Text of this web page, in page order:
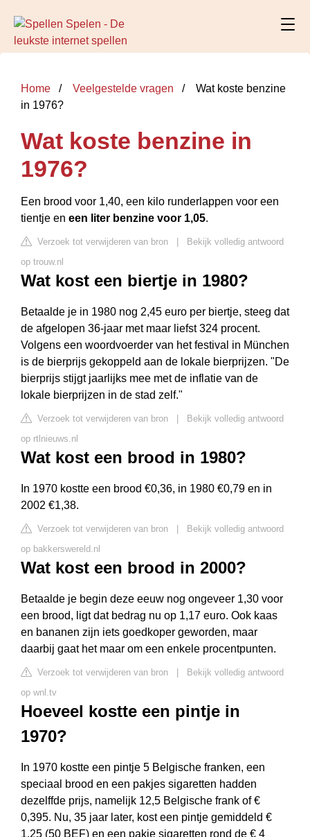
Home Veelgestelde vragen
Wat koste benzine
in 1976?
Wat koste benzine in
1976?
Een brood voor 1,40, een kilo runderlappen voor een
tientje en een liter benzine voor 1,05.
Verzoek tot verwijderen van bron
Bekijk volledig antwoord
op trouw.nl
Wat kost een biertje in 1980?
Betaalde je in 1980 nog 2,45 euro per biertje, steeg dat
de afgelopen 36-jaar met maar liefst 324 procent.
Volgens een woordvoerder van het festival in München
is de bierprijs gekoppeld aan de lokale bierprijzen. "De
bierprijs stijgt jaarlijks mee met de inflatie van de
lokale bierprijzen in de stad zelf."
Verzoek tot verwijderen van bron
Bekijk volledig antwoord
op rtlnieuws.nl
Wat kost een brood in 1980?
In 1970 kostte een brood €0,36, in 1980 €0,79 en in
2002 €1,38.
Verzoek tot verwijderen van bron
Bekijk volledig antwoord
op bakkerswereld.nl
Wat kost een brood in 2000?
Betaalde je begin deze eeuw nog ongeveer 1,30 voor
een brood, ligt dat bedrag nu op 1,17 euro. Ook kaas
en bananen zijn iets goedkoper geworden, maar
daarbij gaat het maar om een enkele procentpunten.
Verzoek tot verwijderen van bron
Bekijk volledig antwoord
op wnl.tv
Hoeveel kostte een pintje in
1970?
In 1970 kostte een pintje 5 Belgische franken, een
speciaal brood en een pakjes sigaretten hadden
dezelffde prijs, namelijk 12,5 Belgische frank of €
0,395. Nu, 35 jaar later, kost een pintje gemiddeld €
1,25 (50 BEF) en een pakje sigaretten rond de € 4